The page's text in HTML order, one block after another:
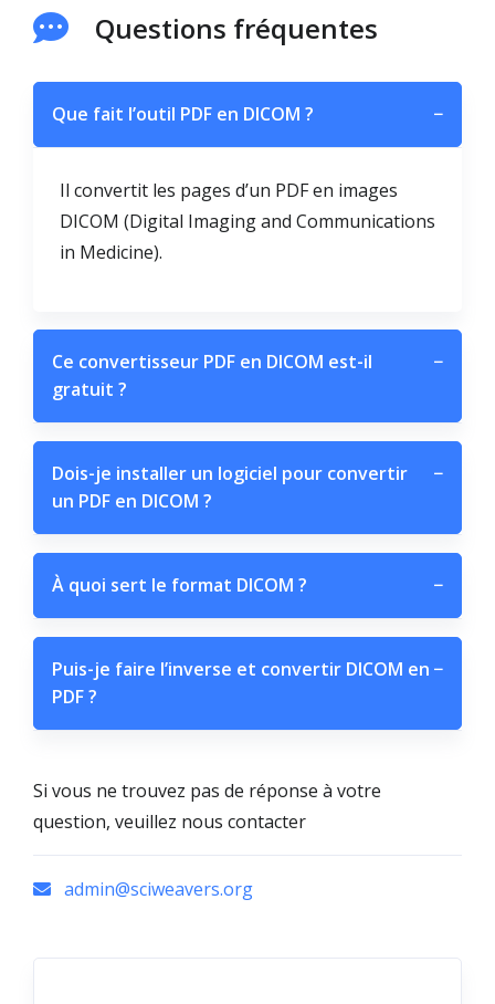
Questions fréquentes
Que fait l’outil PDF en DICOM ? −
Il convertit les pages d’un PDF en images
DICOM (Digital Imaging and Communications
in Medicine).
Ce convertisseur PDF en DICOM est-il
gratuit ?
−
Dois-je installer un logiciel pour convertir
un PDF en DICOM ?
−
À quoi sert le format DICOM ? −
Puis-je faire l’inverse et convertir DICOM en
PDF ?
−
Si vous ne trouvez pas de réponse à votre
question, veuillez nous contacter
admin@sciweavers.org